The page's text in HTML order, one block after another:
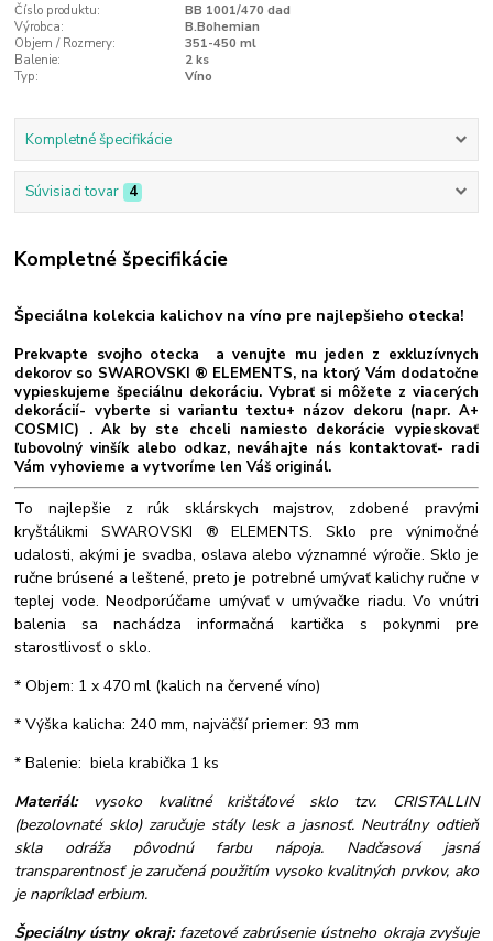
Číslo produktu:
BB 1001/470 dad
Výrobca:
B.Bohemian
Objem / Rozmery:
351-450 ml
Balenie:
2 ks
Typ:
Víno
Kompletné špecifikácie
Súvisiaci tovar 4
Kompletné špecifikácie
Špeciálna kolekcia kalichov na víno pre najlepšieho otecka!
Prekvapte svojho otecka a venujte mu jeden z exkluzívnych
dekorov so SWAROVSKI ® ELEMENTS, na ktorý Vám dodatočne
vypieskujeme špeciálnu dekoráciu. Vybrať si môžete z viacerých
dekorácií- vyberte si variantu textu+ názov dekoru (napr. A+
COSMIC) . Ak by ste chceli namiesto dekorácie vypieskovať
ľubovolný vinšík alebo odkaz, neváhajte nás kontaktovať- radi
Vám vyhovieme a vytvoríme len Váš originál.
To najlepšie z rúk sklárskych majstrov, zdobené pravými
kryštálikmi SWAROVSKI ® ELEMENTS. Sklo pre výnimočné
udalosti, akými je svadba, oslava alebo významné výročie. Sklo je
ručne brúsené a leštené, preto je potrebné umývať kalichy ručne v
teplej vode. Neodporúčame umývať v umývačke riadu. Vo vnútri
balenia sa nachádza informačná kartička s pokynmi pre
starostlivosť o sklo.
* Objem: 1 x 470 ml (kalich na červené víno)
* Výška kalicha: 240 mm, najväčší priemer: 93 mm
* Balenie: biela krabička 1 ks
Materiál:
vysoko kvalitné krištáľové sklo tzv. CRISTALLIN
(bezolovnaté sklo) zaručuje stály lesk a jasnosť. Neutrálny odtieň
skla odráža pôvodnú farbu nápoja. Nadčasová jasná
transparentnosť je zaručená použitím vysoko kvalitných prvkov, ako
je napríklad erbium.
Špeciálny ústny okraj: fazetové zabrúsenie ústneho okraja zvyšuje